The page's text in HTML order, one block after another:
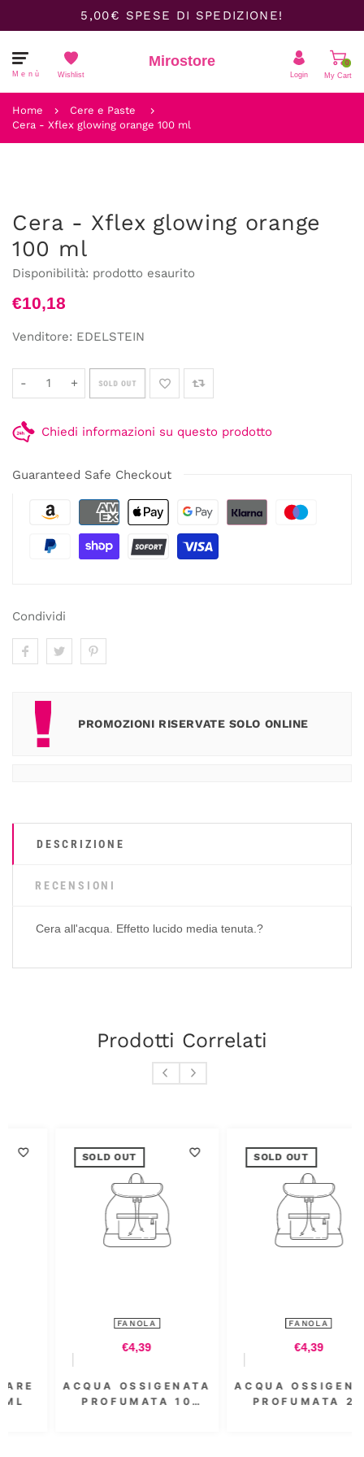
5,00€ SPESE DI SPEDIZIONE!
Menù Wishlist
Mirostore
Login
0
My Cart
Il carrello è vuoto.
Home
Cere e Paste
Cera - Xflex glowing orange 100 ml
Cera - Xflex glowing orange
100 ml
Disponibilità: prodotto esaurito
€10,18
Venditore: EDELSTEIN
- + SOLD OUT
Chiedi informazioni su questo prodotto
Guaranteed Safe Checkout
Condividi
PROMOZIONI RISERVATE SOLO ONLINE
DESCRIZIONE
RECENSIONI
Cera all'acqua. Effetto lucido media tenuta.?
Prodotti Correlati
SOLD OUT
FANOLA
€4,39
ACQUA OSSIGENATA
PROFUMATA 20
SOLD OUT
FANOLA
€8,54
ACQUA
PROFUMATA 3.5